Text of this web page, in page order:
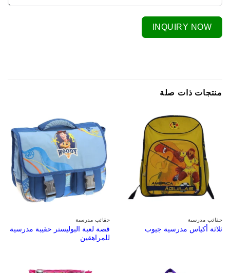
INQUIRY NOW
منتجات ذات صلة
حقائب مدرسية
ثلاثة أكياس مدرسية جيوب
حقائب مدرسية
قصة لعبة البوليستر حقيبة مدرسية
للمراهقين